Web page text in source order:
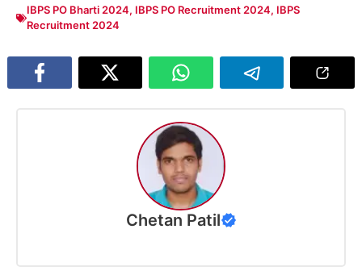
IBPS PO Bharti 2024, IBPS PO Recruitment 2024, IBPS
Recruitment 2024
Chetan Patil